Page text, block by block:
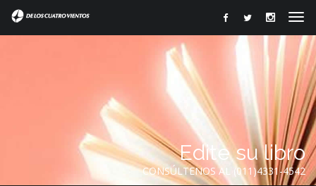
Edite su libro
CONSÚLTENOS AL (011)4331-4542